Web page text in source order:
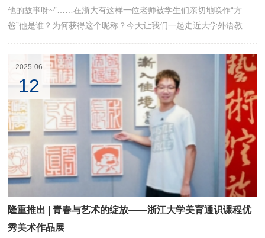
他的故事呀~”……在浙大有这样一位老师被学生们亲切地唤作“方
爸”他是谁？为何获得这个昵称？今天让我们一起走近大学外语教学
2025-06
12
隆重推出 | 青春与艺术的绽放——浙江大学美育通识课程优
秀美术作品展